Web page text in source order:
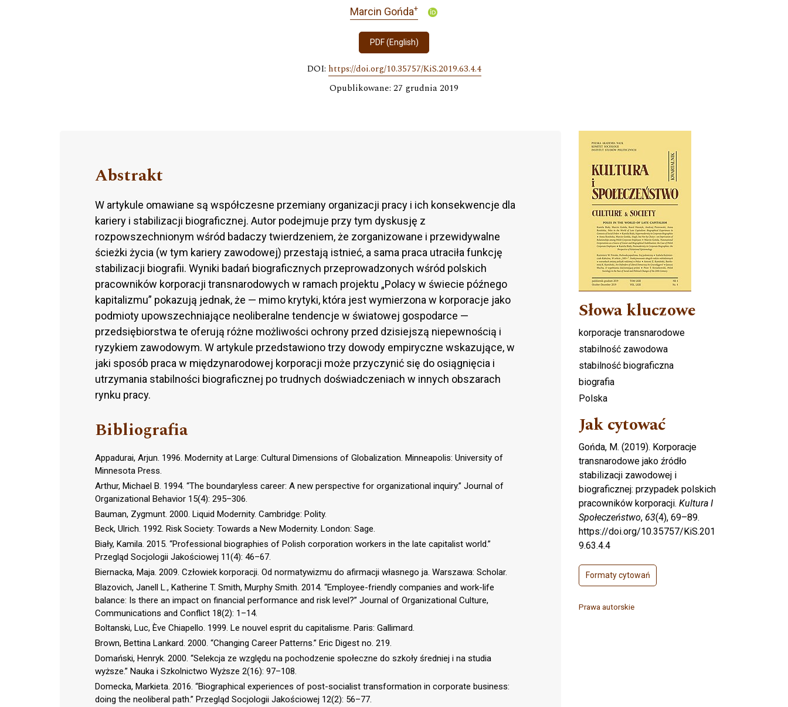
Marcin Gońda+
PDF (English)
DOI: https://doi.org/10.35757/KiS.2019.63.4.4
Opublikowane: 27 grudnia 2019
Abstrakt
W artykule omawiane są współczesne przemiany organizacji pracy i ich konsekwencje dla
kariery i stabilizacji biograficznej. Autor podejmuje przy tym dyskusję z
rozpowszechnionym wśród badaczy twierdzeniem, że zorganizowane i przewidywalne
ścieżki życia (w tym kariery zawodowej) przestają istnieć, a sama praca utraciła funkcję
stabilizacji biografii. Wyniki badań biograficznych przeprowadzonych wśród polskich
pracowników korporacji transnarodowych w ramach projektu „Polacy w świecie późnego
kapitalizmu” pokazują jednak, że — mimo krytyki, która jest wymierzona w korporacje jako
podmioty upowszechniające neoliberalne tendencje w światowej gospodarce —
przedsiębiorstwa te oferują różne możliwości ochrony przed dzisiejszą niepewnością i
ryzykiem zawodowym. W artykule przedstawiono trzy dowody empiryczne wskazujące, w
jaki sposób praca w międzynarodowej korporacji może przyczynić się do osiągnięcia i
utrzymania stabilności biograficznej po trudnych doświadczeniach w innych obszarach
rynku pracy.
Bibliografia
Appadurai, Arjun. 1996. Modernity at Large: Cultural Dimensions of Globalization. Minneapolis: University of
Minnesota Press.
Arthur, Michael B. 1994. “The boundaryless career: A new perspective for organizational inquiry.” Journal of
Organizational Behavior 15(4): 295–306.
Bauman, Zygmunt. 2000. Liquid Modernity. Cambridge: Polity.
Beck, Ulrich. 1992. Risk Society: Towards a New Modernity. London: Sage.
Biały, Kamila. 2015. “Professional biographies of Polish corporation workers in the late capitalist world.”
Przegląd Socjologii Jakościowej 11(4): 46–67.
Biernacka, Maja. 2009. Człowiek korporacji. Od normatywizmu do afirmacji własnego ja. Warszawa: Scholar.
Blazovich, Janell L., Katherine T. Smith, Murphy Smith. 2014. “Employee-friendly companies and work-life
balance: Is there an impact on financial performance and risk level?” Journal of Organizational Culture,
Communications and Conflict 18(2): 1–14.
Boltanski, Luc, Ève Chiapello. 1999. Le nouvel esprit du capitalisme. Paris: Gallimard.
Brown, Bettina Lankard. 2000. “Changing Career Patterns.” Eric Digest no. 219.
Domański, Henryk. 2000. “Selekcja ze względu na pochodzenie społeczne do szkoły średniej i na studia
wyższe.” Nauka i Szkolnictwo Wyższe 2(16): 97–108.
Domecka, Markieta. 2016. “Biographical experiences of post-socialist transformation in corporate business:
doing the neoliberal path.” Przegląd Socjologii Jakościowej 12(2): 56–77.
Cover image
Słowa kluczowe
korporacje transnarodowe
stabilność zawodowa
stabilność biograficzna
biografia
Polska
Jak cytować
Gońda, M. (2019). Korporacje
transnarodowe jako źródło
stabilizacji zawodowej i
biograficznej: przypadek polskich
pracowników korporacji. Kultura I
Społeczeństwo, 63(4), 69–89.
https://doi.org/10.35757/KiS.201
9.63.4.4
Formaty cytowań
Prawa autorskie